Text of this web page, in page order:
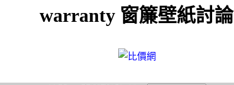
warranty 窗簾壁紙討論